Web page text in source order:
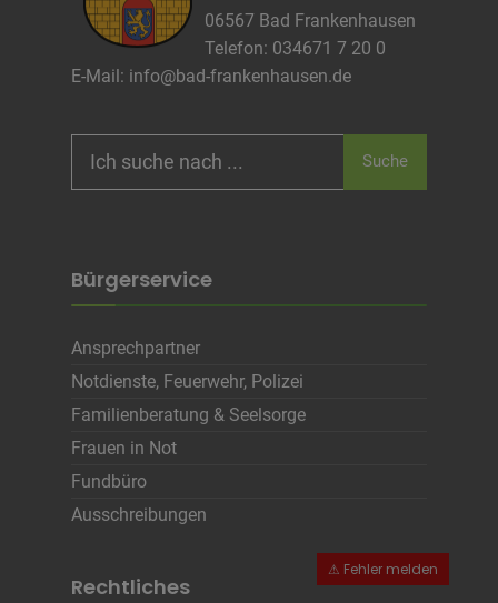
06567 Bad Frankenhausen
Telefon: 034671 7 20 0
E-Mail: info@bad-frankenhausen.de
for:
Suche
Bürgerservice
Ansprechpartner
Notdienste, Feuerwehr, Polizei
Familienberatung & Seelsorge
Frauen in Not
Fundbüro
Ausschreibungen
Rechtliches
Cookie Laufzeit
Anbieter
Die Thüringer Agentur Für
Fachkräftegewinnung (ThAFF)
Infos schließen